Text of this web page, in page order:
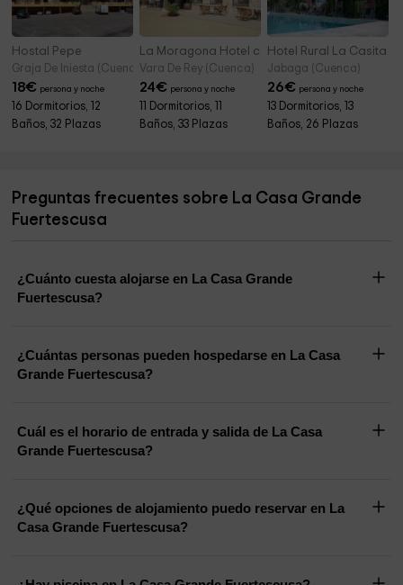
Hostal Pepe
Graja De Iniesta (Cuenca)
18€ persona y noche
16 Dormitorios, 12
Baños, 32 Plazas
La Moragona Hotel con Encanto
Vara De Rey (Cuenca)
24€ persona y noche
11 Dormitorios, 11
Baños, 33 Plazas
Hotel Rural La Casita
Jabaga (Cuenca)
26€ persona y noche
13 Dormitorios, 13
Baños, 26 Plazas
Preguntas frecuentes sobre La Casa Grande
Fuertescusa
¿Cuánto cuesta alojarse en La Casa Grande
Fuertescusa?
¿Cuántas personas pueden hospedarse en La Casa
Grande Fuertescusa?
Cuál es el horario de entrada y salida de La Casa
Grande Fuertescusa?
¿Qué opciones de alojamiento puedo reservar en La
Casa Grande Fuertescusa?